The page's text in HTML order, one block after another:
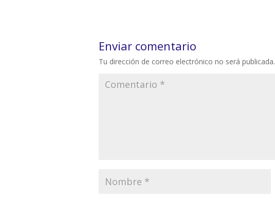
Enviar comentario
Tu dirección de correo electrónico no será publicada.